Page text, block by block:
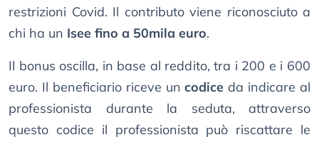
restrizioni Covid. Il contributo viene riconosciuto a
chi ha un Isee fino a 50mila euro.
Il bonus oscilla, in base al reddito, tra i 200 e i 600
euro. Il beneficiario riceve uncodice da indicare al
professionista durante la seduta, attraverso
questo codice il professionista può riscattare le